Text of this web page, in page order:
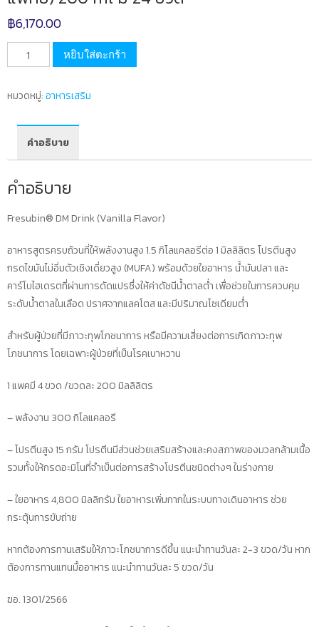
฿6,170.00
จำนวน
Fresubin
เฟร
ดี
อาหาร
พร้อม
ดื่ม
กลิ่น
วา
ลา
(อาหาร
แพทย์)
ml
ชิ้น
หยิบใส่ตะกร้า
หมวดหมู่:อาหารเสริม
คำอธิบาย
คำอธิบาย
Fresubin® DM Drink (Vanilla Flavor)
อาหารสูตรครบถ้วนที่ให้พลังงานสูง 1.5 กิโลแคลอรีต่อ 1 มิลลิลิตร โปรตีนสูง
กรดไขมันไม่อิ่มตัวเชิงเดี่ยวสูง (MUFA) พร้อมด้วยใยอาหาร น้ำมันปลา และ
คาร์โบไฮเดรตที่ผ่านการดัดแปรซึ่งให้ค่าดัชนีน้ำตาลต่ำ เพื่อช่วยในการควบคุม
ระดับน้ำตาลในเลือด ปราศจากแลคโตส และมีปริมาณโซเดียมต่ำ
สำหรับผู้ป่วยที่มีภาวะทุพโภชนาการ หรือมีความเสี่ยงต่อการเกิดภาวะทุพ
โภชนาการ โดยเฉพาะผู้ป่วยที่เป็นโรคเบาหวาน
1 แพคมี 4 ขวด /ขวดละ 200 มิลลิลิตร
– พลังงาน 300 กิโลแคลอรี
– โปรตีนสูง 15 กรัม โปรตีนมีส่วนช่วยเสริมสร้างและคงสภาพของมวลกล้ามเนื้อ
รวมทั้งให้กรดอะมิโนที่จำเป็นต่อการสร้างโปรตีนชนิดต่างๆ ในร่างกาย
– ใยอาหาร 4,800 มิลลิกรัม ใยอาหารเพิ่มกากในระบบทางเดินอาหาร ช่วย
กระตุ้นการขับถ่าย
หากต้องการทานเสริมให้ภาวะโภชนาการดีขึ้น แนะนำทานวันละ 2-3 ขวด/วัน หาก
ต้องการทานแทนมื้ออาหาร แนะนำทานวันละ 5 ขวด/วัน
ฆอ. 1301/2566